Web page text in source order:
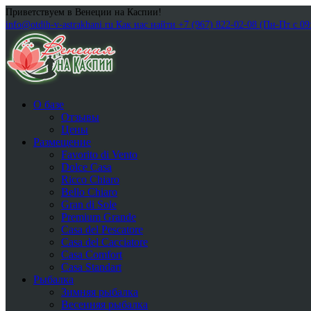
Приветствуем в Венеции на Каспии!
info@otdih-v-astrakhani.ru Как нас найти +7 (967) 822-02-08 (Пн-Пт с
О базе
Отзывы
Цены
Размещение
Favorito di Vento
Dolce Casa
Ricco Chiaro
Bello Chiaro
Gran di Sole
Premium Grande
Casa del Pescatore
Casa del Cacсiatore
Casa Comfort
Casa Standart
Рыбалка
Зимняя рыбалка
Весенняя рыбалка